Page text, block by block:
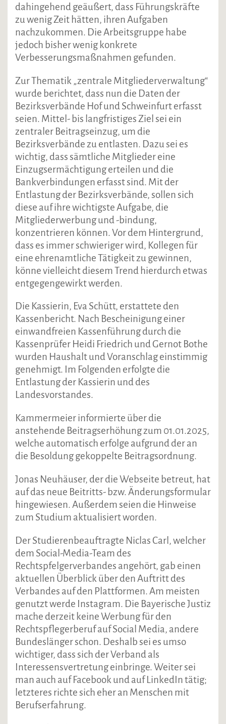
dahingehend geäußert, dass Führungskräfte
zu wenig Zeit hätten, ihren Aufgaben
nachzukommen. Die Arbeitsgruppe habe
jedoch bisher wenig konkrete
Verbesserungsmaßnahmen gefunden.
Zur Thematik „zentrale Mitgliederverwaltung“
wurde berichtet, dass nun die Daten der
Bezirksverbände Hof und Schweinfurt erfasst
seien. Mittel- bis langfristiges Ziel sei ein
zentraler Beitragseinzug, um die
Bezirksverbände zu entlasten. Dazu sei es
wichtig, dass sämtliche Mitglieder eine
Einzugsermächtigung erteilen und die
Bankverbindungen erfasst sind. Mit der
Entlastung der Bezirksverbände, sollen sich
diese auf ihre wichtigste Aufgabe, die
Mitgliederwerbung und -bindung,
konzentrieren können. Vor dem Hintergrund,
dass es immer schwieriger wird, Kollegen für
eine ehrenamtliche Tätigkeit zu gewinnen,
könne vielleicht diesem Trend hierdurch etwas
entgegengewirkt werden.
Die Kassierin, Eva Schütt, erstattete den
Kassenbericht. Nach Bescheinigung einer
einwandfreien Kassenführung durch die
Kassenprüfer Heidi Friedrich und Gernot Bothe
wurden Haushalt und Voranschlag einstimmig
genehmigt. Im Folgenden erfolgte die
Entlastung der Kassierin und des
Landesvorstandes.
Kammermeier informierte über die
anstehende Beitragserhöhung zum 01.01.2025,
welche automatisch erfolge aufgrund der an
die Besoldung gekoppelte Beitragsordnung.
Jonas Neuhäuser, der die Webseite betreut, hat
auf das neue Beitritts- bzw. Änderungsformular
hingewiesen. Außerdem seien die Hinweise
zum Studium aktualisiert worden.
Der Studierenbeauftragte Niclas Carl, welcher
dem Social-Media-Team des
Rechtspfelgerverbandes angehört, gab einen
aktuellen Überblick über den Auftritt des
Verbandes auf den Plattformen. Am meisten
genutzt werde Instagram. Die Bayerische Justiz
mache derzeit keine Werbung für den
Rechtspflegerberuf auf Social Media, andere
Bundeslänger schon. Deshalb sei es umso
wichtiger, dass sich der Verband als
Interessensvertretung einbringe. Weiter sei
man auch auf Facebook und auf LinkedIn tätig;
letzteres richte sich eher an Menschen mit
Berufserfahrung.